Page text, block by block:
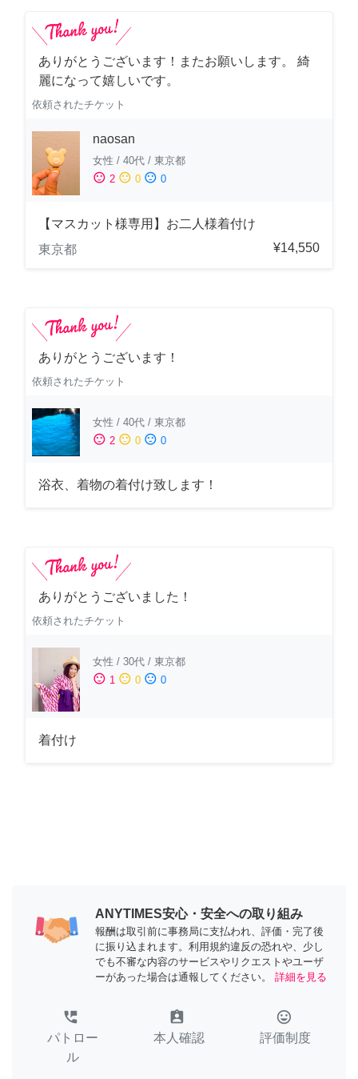
ありがとうございます！またお願いします。 綺
麗になって嬉しいです。
依頼されたチケット
naosan
女性 / 40代 / 東京都
sentiment_satisfied 2 sentiment_neutral 0 sentiment_dissatisfied 0
【マスカット様専用】お二人様着付け
東京都
¥14,550
ありがとうございます！
依頼されたチケット
女性 / 40代 / 東京都
sentiment_satisfied 2 sentiment_neutral 0 sentiment_dissatisfied 0
浴衣、着物の着付け致します！
ありがとうございました！
依頼されたチケット
女性 / 30代 / 東京都
sentiment_satisfied 1 sentiment_neutral 0 sentiment_dissatisfied 0
着付け
ANYTIMES安心・安全への取り組み
報酬は取引前に事務局に支払われ、評価・完了後
に振り込まれます。利用規約違反の恐れや、少し
でも不審な内容のサービスやリクエストやユーザ
ーがあった場合は通報してください。
詳細を見る
perm_phone_msg
パトロー
ル
assignment_ind
本人確認
tag_faces
評価制度